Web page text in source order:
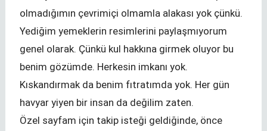
olmadığımın çevrimiçi olmamla alakası yok çünkü.
Yediğim yemeklerin resimlerini paylaşmıyorum
genel olarak. Çünkü kul hakkına girmek oluyor bu
benim gözümde. Herkesin imkanı yok.
Kıskandırmak da benim fıtratımda yok. Her gün
havyar yiyen bir insan da değilim zaten.
Özel sayfam için takip isteği geldiğinde, önce